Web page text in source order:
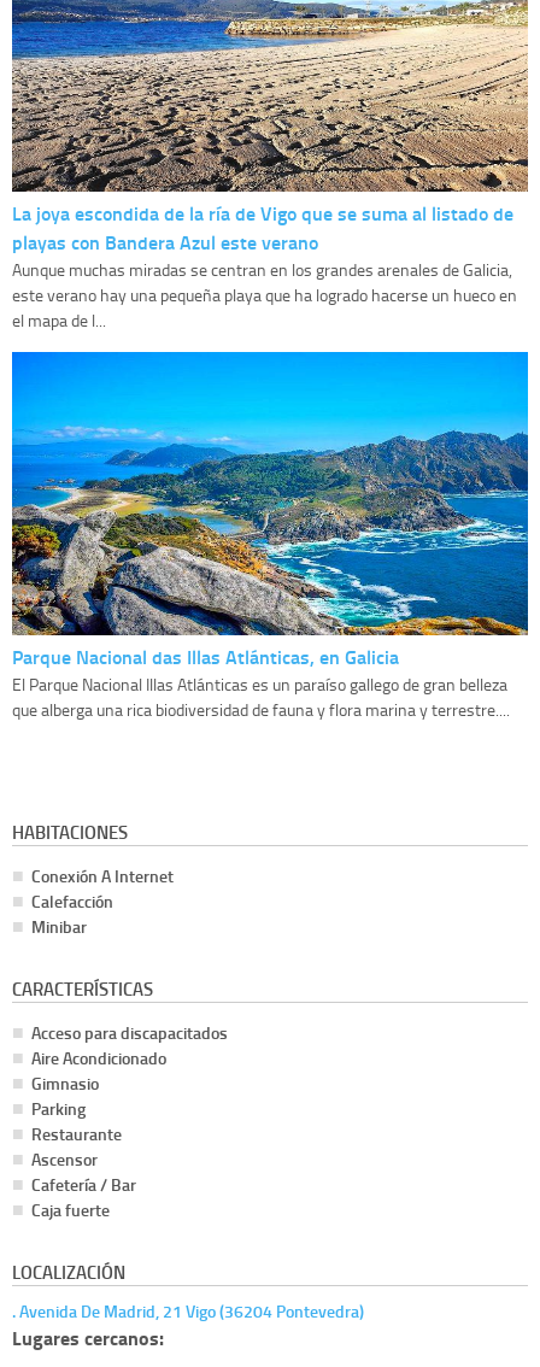
La joya escondida de la ría de Vigo que se suma al listado de
playas con Bandera Azul este verano
Aunque muchas miradas se centran en los grandes arenales de Galicia,
este verano hay una pequeña playa que ha logrado hacerse un hueco en
el mapa de l...
Parque Nacional das Illas Atlánticas, en Galicia
El Parque Nacional Illas Atlánticas es un paraíso gallego de gran belleza
que alberga una rica biodiversidad de fauna y flora marina y terrestre....
HABITACIONES
Conexión A Internet
Calefacción
Minibar
CARACTERÍSTICAS
Acceso para discapacitados
Aire Acondicionado
Gimnasio
Parking
Restaurante
Ascensor
Cafetería / Bar
Caja fuerte
LOCALIZACIÓN
. Avenida De Madrid, 21 Vigo (36204 Pontevedra)
Lugares cercanos: